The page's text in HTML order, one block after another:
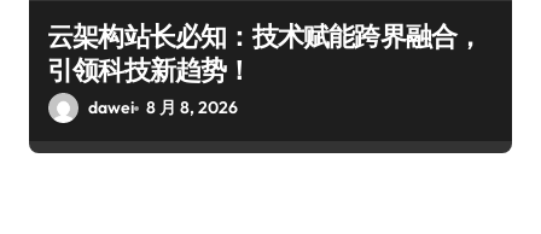
云架构站长必知：技术赋能跨界融合，
引领科技新趋势！
dawei 8 月 8, 2026